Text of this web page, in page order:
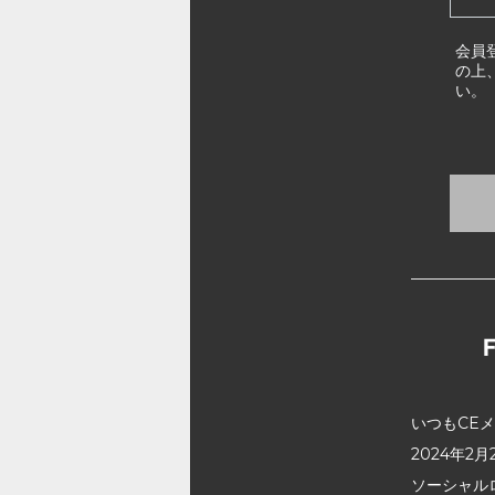
会員
の上
い。
いつもCE
2024年2月
ソーシャ